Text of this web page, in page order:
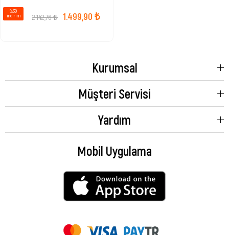
1.499,90 ₺
2.142,76 ₺
%30
i̇ndirim
Kurumsal
Müşteri Servisi
Yardım
Mobil Uygulama